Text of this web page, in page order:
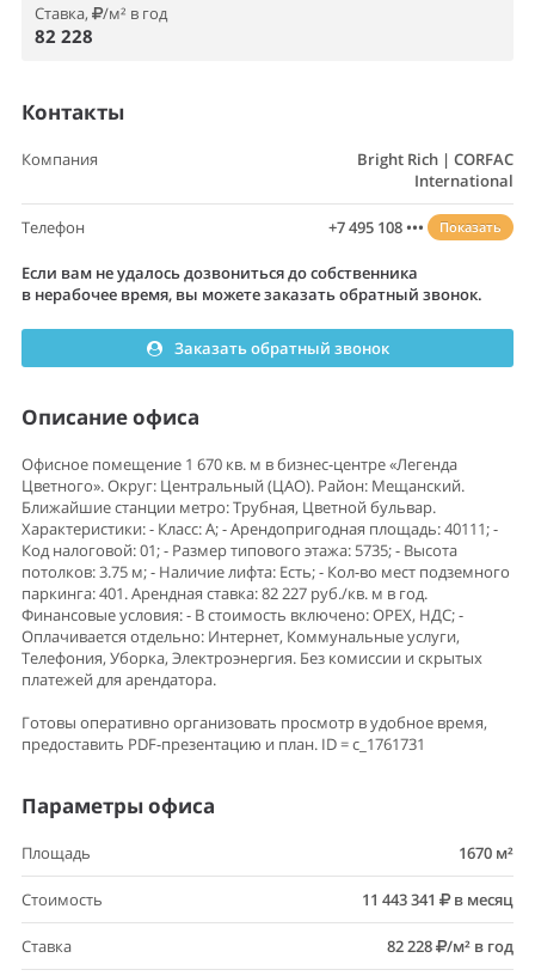
Ставка, /м² в год
82 228
Контакты
Компания
Bright Rich | CORFAC
International
Телефон +7 495 108 ••• Показать
Если вам не удалось дозвониться до собственника
в нерабочее время, вы можете заказать обратный звонок.
Заказать обратный звонок
Описание офиса
Офисное помещение 1 670 кв. м в бизнес-центре «Легенда
Цветного». Округ: Центральный (ЦАО). Район: Мещанский.
Ближайшие станции метро: Трубная, Цветной бульвар.
Характеристики: - Класс: A; - Арендопригодная площадь: 40111; -
Код налоговой: 01; - Размер типового этажа: 5735; - Высота
потолков: 3.75 м; - Наличие лифта: Есть; - Кол-во мест подземного
паркинга: 401. Арендная ставка: 82 227 руб./кв. м в год.
Финансовые условия: - В стоимость включено: OPEX, НДС; -
Оплачивается отдельно: Интернет, Коммунальные услуги,
Телефония, Уборка, Электроэнергия. Без комиссии и скрытых
платежей для арендатора.
Готовы оперативно организовать просмотр в удобное время,
предоставить PDF-презентацию и план. ID = c_1761731
Параметры офиса
Площадь 1670 м²
Стоимость 11 443 341 в месяц
Ставка 82 228 /м² в год